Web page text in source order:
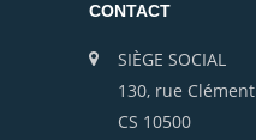
CONTACT
SIÈGE SOCIAL
130, rue
CS 10500